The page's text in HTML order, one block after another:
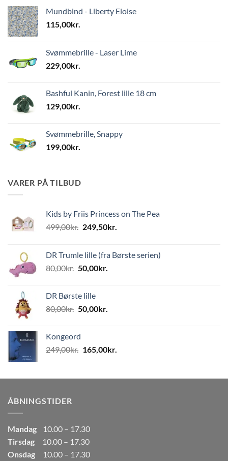
Mundbind - Liberty Eloise
115,00kr.
Svømmebrille - Laser Lime
229,00kr.
Bashful Kanin, Forest lille 18 cm
129,00kr.
Svømmebrille, Snappy
199,00kr.
VARER PÅ TILBUD
Kids by Friis Princess on The Pea
499,00kr. Den
var:
499,00kr..
249,50kr.
er:
DR Trumle lille (fra Børste serien)
80,00kr. Den
var:
80,00kr..
50,00kr.
50,00kr..
DR Børste lille
80,00kr. Den
var:
80,00kr..
50,00kr.
50,00kr..
Kongeord
249,00kr. Den
var:
165,00kr.
er:
ÅBNINGSTIDER
Mandag
10.00 – 17.30
Tirsdag
10.00 – 17.30
Onsdag
10.00 – 17.30